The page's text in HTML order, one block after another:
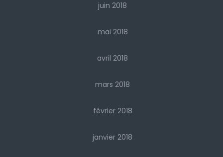
juin 2018
mai 2018
avril 2018
mars 2018
février 2018
janvier 2018